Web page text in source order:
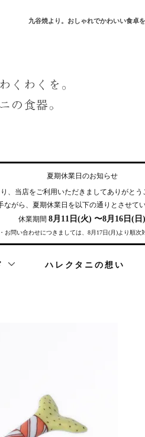
九谷焼より。おしゃれでかわいい食卓を
夏期休業日のお知らせ
り、当店をご利用いただきましてありがとう
ながら、夏期休業日を 以下の通りとさせて
休業期間8月11日(火) 〜8月16日(日)
お問い合わせにつきましては、8月17日(月)より順次
ハレクタニの想い